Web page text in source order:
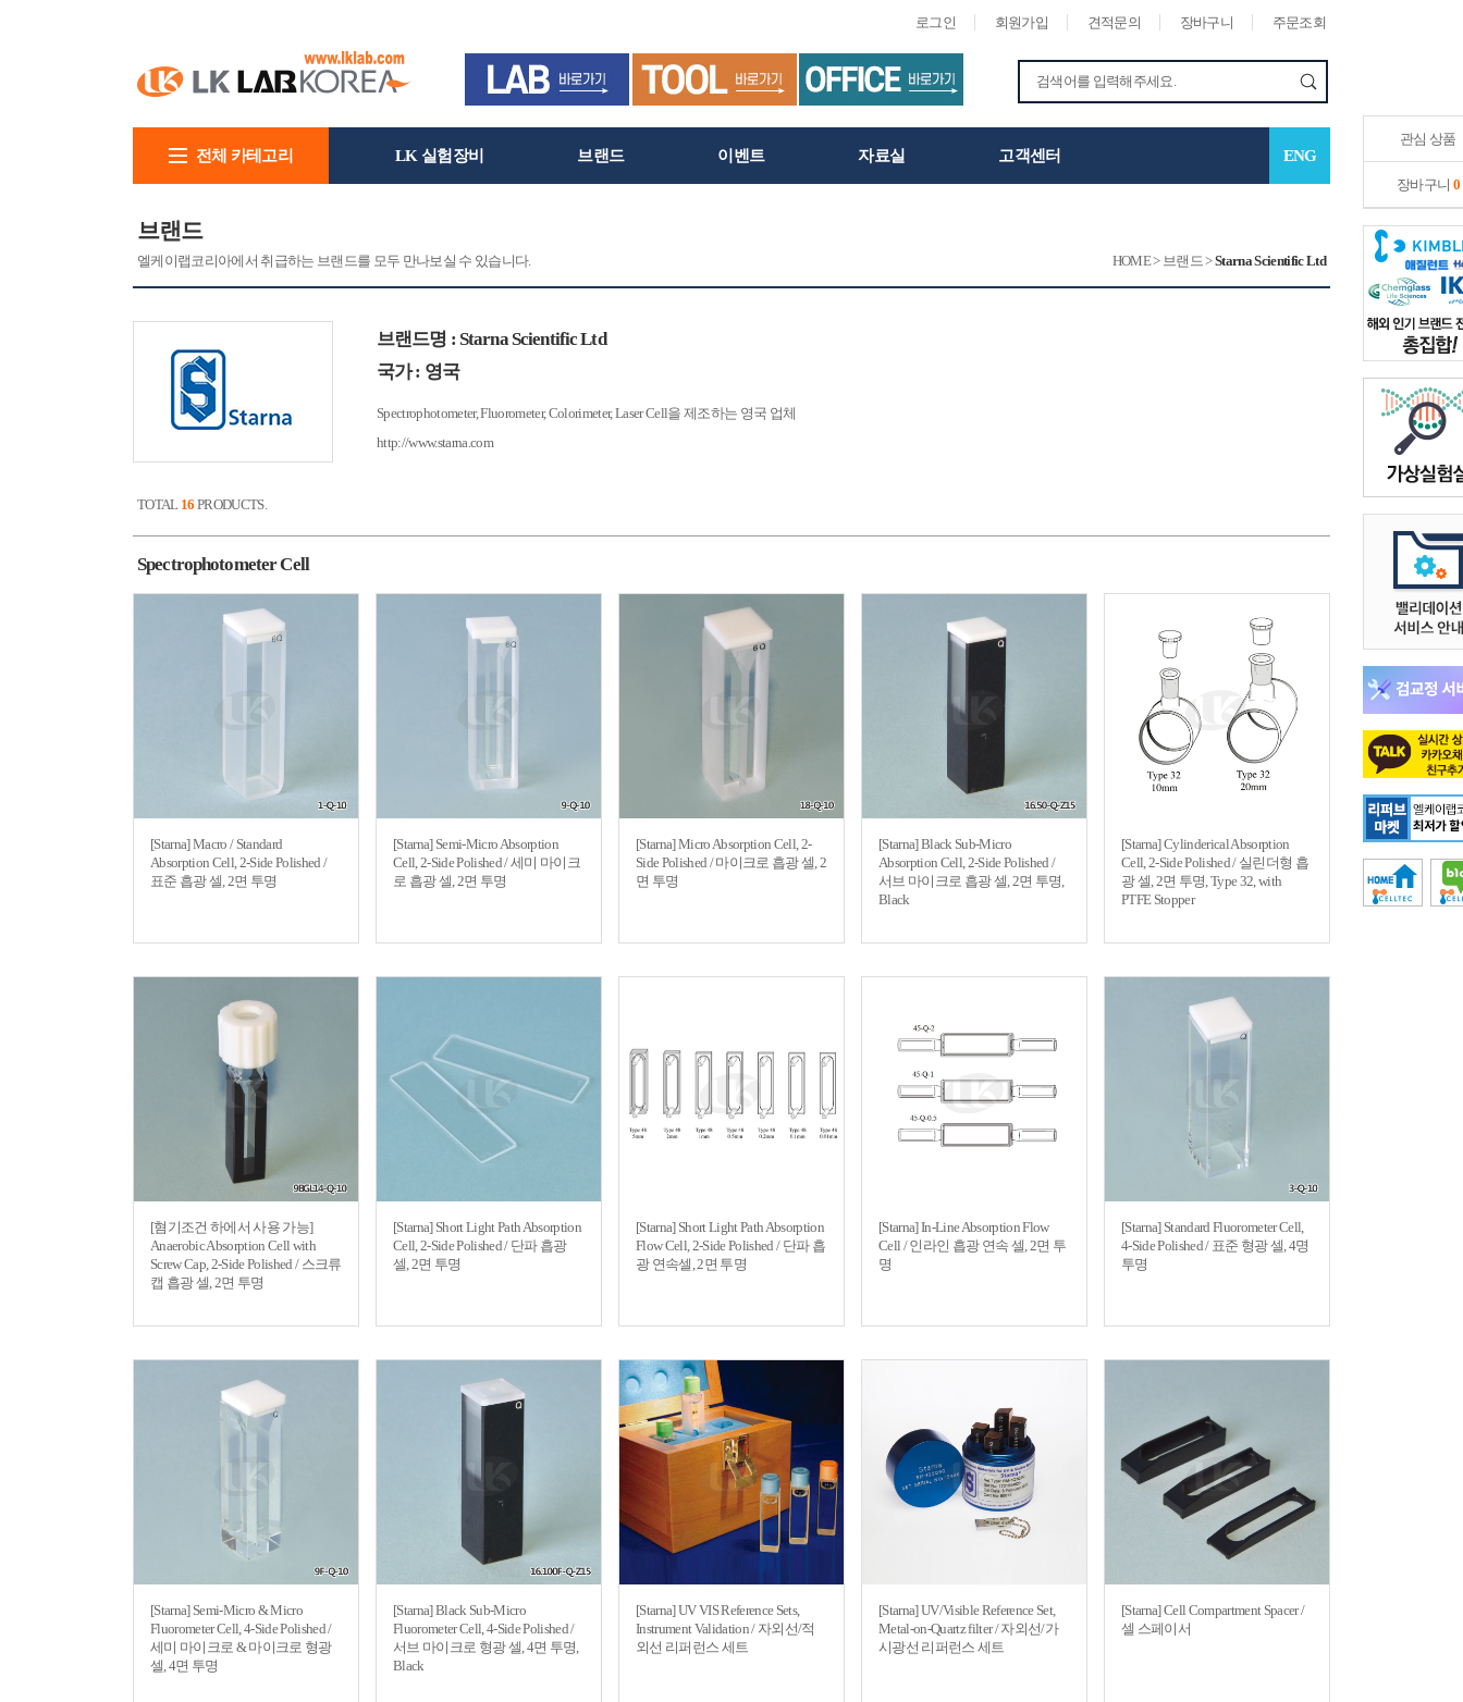
로그인 회원가입 견적문의 장바구니 주문조회
관심 상품
장바구니 0
전체 카테고리 LK 실험장비 브랜드 이벤트 자료실 고객센터 ENG
브랜드
엘케이랩코리아에서 취급하는 브랜드를 모두 만나보실 수 있습니다. HOME> 브랜드>Starna Scientific Ltd
브랜드명 : Starna Scientific Ltd
국가 : 영국
Spectrophotometer, Fluorometer, Colorimeter, Laser Cell을 제조하는 영국 업체
http://www.starna.com
TOTAL 16 PRODUCTS.
Spectrophotometer Cell
[Starna] Macro / Standard
Absorption Cell, 2-Side Polished /
표준 흡광 셀, 2면 투명
[Starna] Semi-Micro Absorption
Cell, 2-Side Polished / 세미 마이크
로 흡광 셀, 2면 투명
[Starna] Micro Absorption Cell, 2-
Side Polished / 마이크로 흡광 셀, 2
면 투명
[Starna] Black Sub-Micro
Absorption Cell, 2-Side Polished /
서브 마이크로 흡광 셀, 2면 투명,
Black
[Starna] Cylinderical Absorption
Cell, 2-Side Polished / 실린더형 흡
광 셀, 2면 투명, Type 32, with
PTFE Stopper
[혐기조건 하에서 사용 가능]
Anaerobic Absorption Cell with
Screw Cap, 2-Side Polished / 스크류
캡 흡광 셀, 2면 투명
[Starna] Short Light Path Absorption
Cell, 2-Side Polished / 단파 흡광
셀, 2면 투명
[Starna] Short Light Path Absorption
Flow Cell, 2-Side Polished / 단파 흡
광 연속셀, 2면 투명
[Starna] In-Line Absorption Flow
Cell / 인라인 흡광 연속 셀, 2면 투
명
[Starna] Standard Fluorometer Cell,
4-Side Polished / 표준 형광 셀, 4명
투명
[Starna] Semi-Micro & Micro
Fluorometer Cell, 4-Side Polished /
세미 마이크로 & 마이크로 형광
셀, 4면 투명
[Starna] Black Sub-Micro
Fluorometer Cell, 4-Side Polished /
서브 마이크로 형광 셀, 4면 투명,
Black
[Starna] UV VIS Reference Sets,
Instrument Validation / 자외선/적
외선 리퍼런스 세트
[Starna] UV/Visible Reference Set,
Metal-on-Quartz filter / 자외선/가
시광선 리퍼런스 세트
[Starna] Cell Compartment Spacer /
셀 스페이서